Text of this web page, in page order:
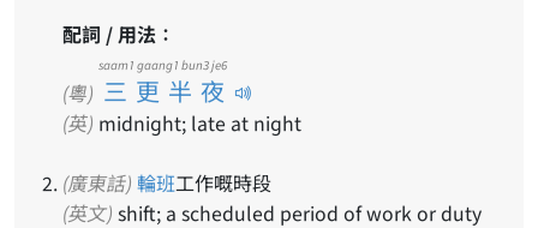
配詞 / 用法：
(粵) 三更半夜
saam1 gaang1 bun3 je6
(英) midnight; late at night
(廣東話) 輪班工作嘅時段
(英文) shift; a scheduled period of work or duty